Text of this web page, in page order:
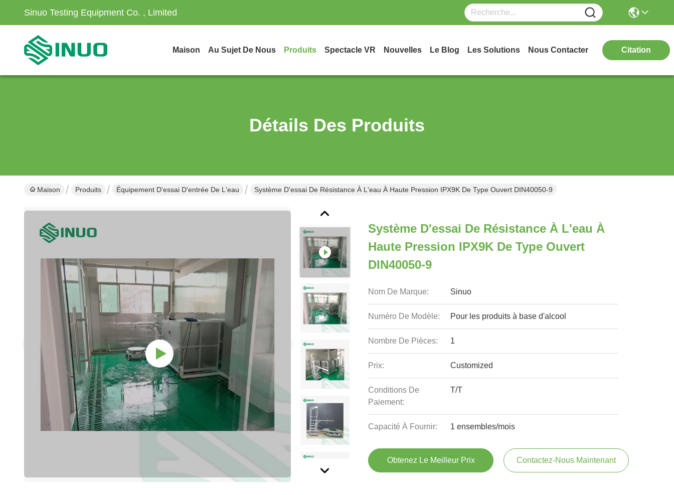
Sinuo Testing Equipment Co. , Limited
Maison Au Sujet De Nous Produits Spectacle VR Nouvelles Le Blog Les Solutions Nous Contacter Citation
Détails Des Produits
Maison Produits Équipement D'essai D'entrée De L'eau Système D'essai De Résistance À L'eau À Haute Pression IPX9K De Type Ouvert DIN40050-9
Système D'essai De Résistance À L'eau À
Haute Pression IPX9K De Type Ouvert
DIN40050-9
Nom De Marque: Sinuo
Numéro De Modèle: Pour les produits à base d'alcool
Nombre De Pièces: 1
Prix: Customized
Conditions De
Paiement:
T/T
Capacité À Fournir: 1 ensembles/mois
Obtenez Le Meilleur Prix Contactez-Nous Maintenant